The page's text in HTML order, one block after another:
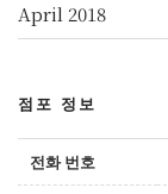
April 2018
점포 정보
전화 번호